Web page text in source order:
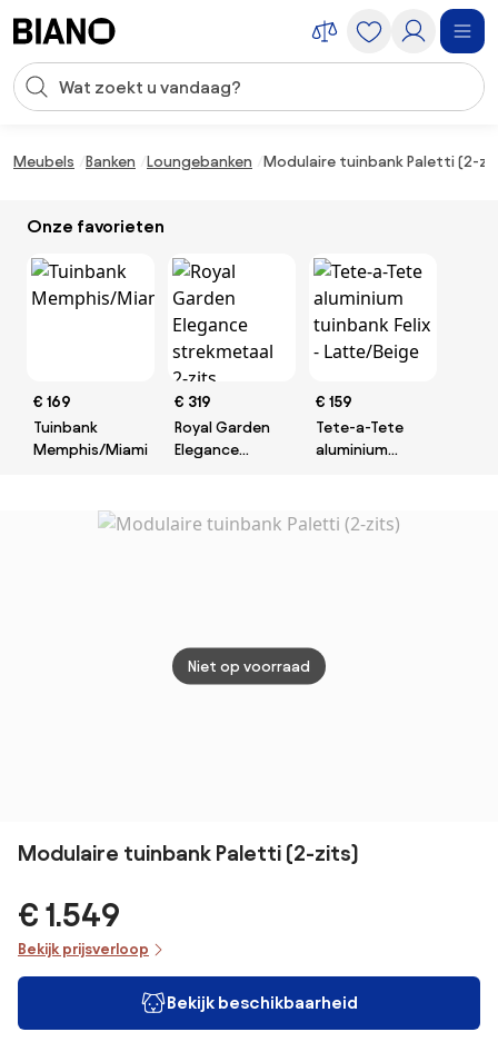
Zoekopdracht invoeren
Meubels Banken Loungebanken Modulaire tuinbank Paletti (2-
Onze favorieten
€ 169
Tuinbank
Memphis/Miami
€ 319
Royal Garden
Elegance
Antraciet
€ 159
Tete-a-Tete
aluminium
Niet op voorraad
Modulaire tuinbank Paletti (2-zits)
€ 1.549
Bekijk prijsverloop
Bekijk beschikbaarheid